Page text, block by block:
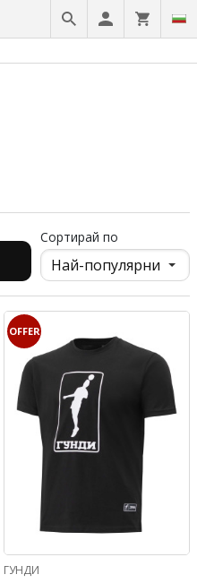
Сортирай по
OFFER
ГУНДИ